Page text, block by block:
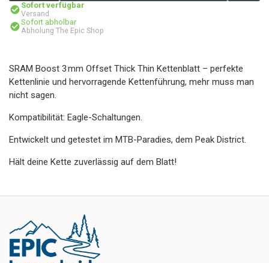
Sofort verfügbar
Versand
Sofort abholbar
Abholung The Epic Shop
SRAM Boost 3 mm Offset Thick Thin Kettenblatt – perfekte
Kettenlinie und hervorragende Kettenführung, mehr muss man
nicht sagen.
Kompatibilität: Eagle-Schaltungen.
Entwickelt und getestet im MTB-Paradies, dem Peak District.
Hält deine Kette zuverlässig auf dem Blatt!